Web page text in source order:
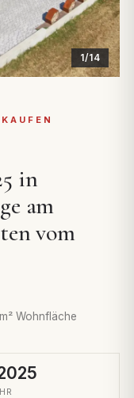
1/14
in
am
vom
Wohnfläche